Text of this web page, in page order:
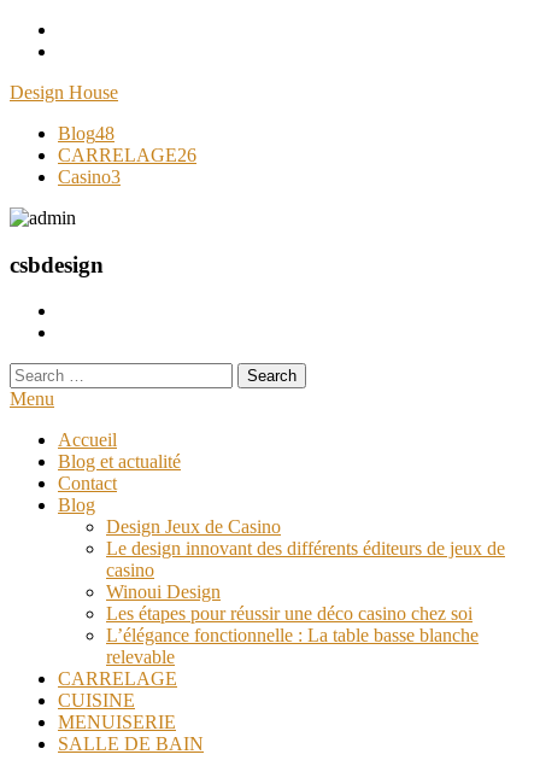
Skip
Design House
Blog48
CARRELAGE26
Casino3
csbdesign
Search
for:
Menu
Accueil
Blog et actualité
Contact
Blog
Design Jeux de Casino
Le design innovant des différents éditeurs de jeux de
casino
Winoui Design
Les étapes pour réussir une déco casino chez soi
L’élégance fonctionnelle : La table basse blanche
relevable
CARRELAGE
CUISINE
MENUISERIE
SALLE DE BAIN